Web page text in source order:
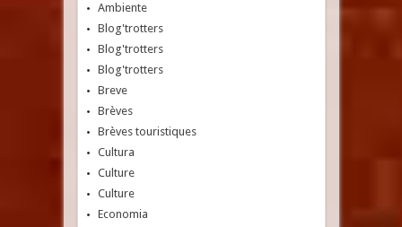
Ambiente
Blog'trotters
Blog'trotters
Blog'trotters
Breve
Brèves
Brèves touristiques
Cultura
Culture
Culture
Economia